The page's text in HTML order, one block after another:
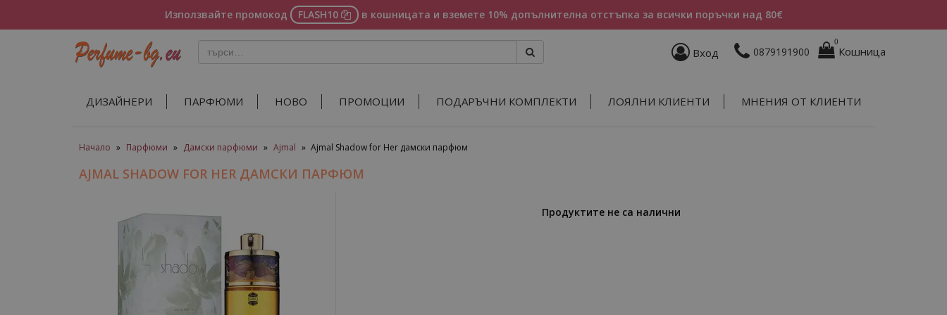
Използвайте промокод FLASH10 в кошницата и вземете 10% допълнителна отстъпка за всички поръчки над 80€
Вход 0879191900
0
Кошница
ДИЗАЙНЕРИ ПАРФЮМИ НОВО ПРОМОЦИИ ПОДАРЪЧНИ КОМПЛЕКТИ ЛОЯЛНИ КЛИЕНТИ МНЕНИЯ ОТ КЛИЕНТИ
Начало » Парфюми » Дамски парфюми » Ajmal » Ajmal Shadow for Her дамски парфюм
AJMAL SHADOW FOR HER ДАМСКИ ПАРФЮМ
Продуктите не са налични